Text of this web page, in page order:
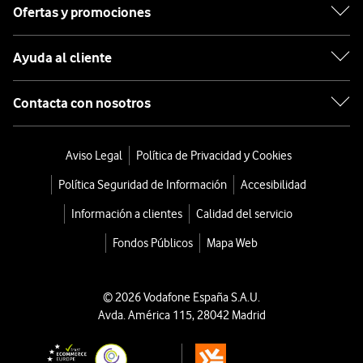
Ofertas y promociones
Ayuda al cliente
Contacta con nosotros
Aviso Legal
Política de Privacidad y Cookies
Política Seguridad de Información
Accesibilidad
Información a clientes
Calidad del servicio
Fondos Públicos
Mapa Web
© 2026 Vodafone España S.A.U.
Avda. América 115, 28042 Madrid